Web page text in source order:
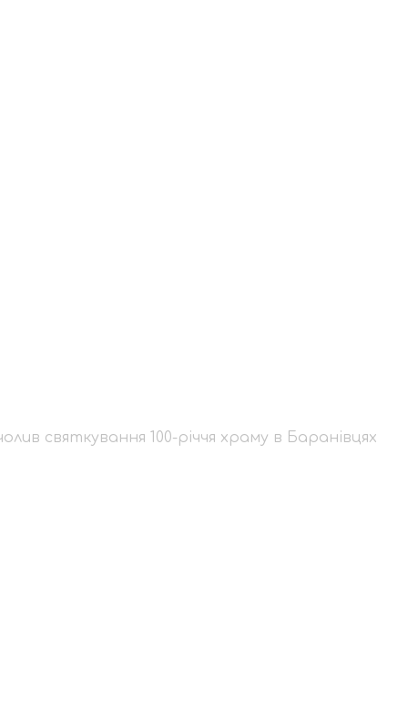
очолив
святкування 100-річчя храму в Баранівцях